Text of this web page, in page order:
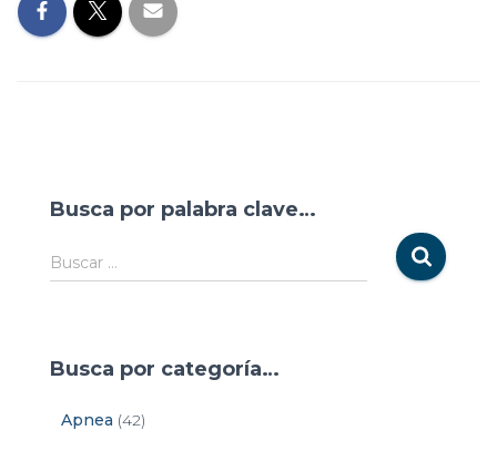
Busca por palabra clave…
Buscar …
Busca por categoría…
Apnea (42)